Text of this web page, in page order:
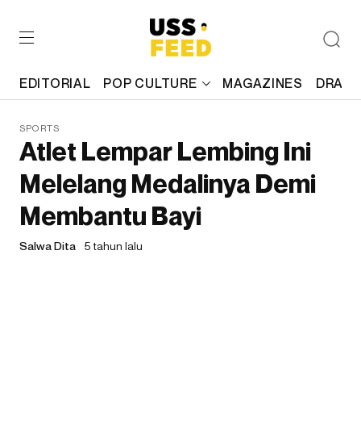
EDITORIAL POP CULTURE MAGAZINES
SPORTS
Atlet Lempar Lembing Ini
Melelang Medalinya Demi
Membantu Bayi
Salwa Dita 5 tahun lalu